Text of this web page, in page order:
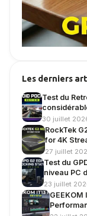
Les derniers
Test du
portable
30 juillet
RockTek
for 4K
27 juillet
Test du
niveau PC
compacte
23 juillet
GEEKOM